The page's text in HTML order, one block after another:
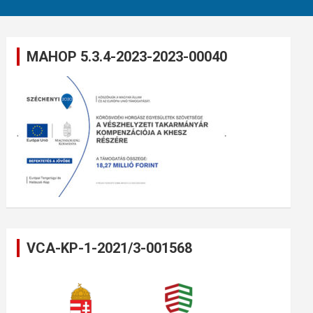
MAHOP 5.3.4-2023-2023-00040
VCA-KP-1-2021/3-001568